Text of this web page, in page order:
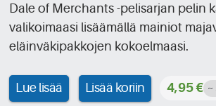
Dale of Merchants -pelisarjan pelin
valikoimaasi lisäämällä mainiot
eläinväkipakkojen kokoelmaasi.
Lue lisää Lisää koriin 4,95 € ~